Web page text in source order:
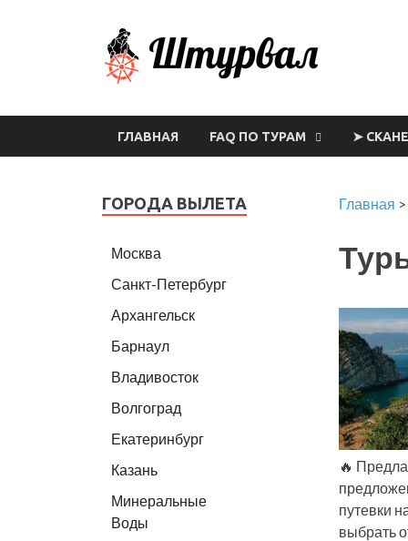
ГЛАВНАЯ FAQ ПО ТУРАМ ➤
Главная >
🔥
путевки
выбрать
ГОРОДА ВЫЛЕТА
Москва
Санкт-Петербург
Архангельск
Барнаул
Владивосток
Волгоград
Екатеринбург
Казань
Минеральные
Воды